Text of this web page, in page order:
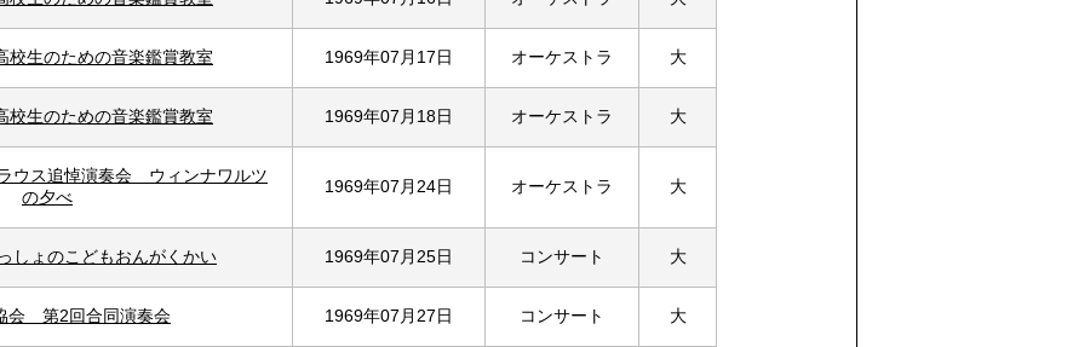
生のための音楽鑑賞教室 1969年07月17日 オーケストラ 大
生のための音楽鑑賞教室 1969年07月18日 オーケストラ 大
ウス追悼演奏会 ウィンナワルツ
の夕べ
1969年07月24日 オーケストラ 大
しょのこどもおんがくかい 1969年07月25日 コンサート 大
会 第2回合同演奏会 1969年07月27日 コンサート 大